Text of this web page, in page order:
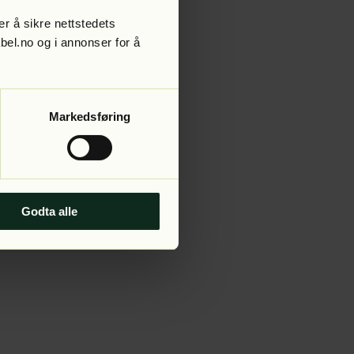
å sikre nettstedets
og i annonser for å
Markedsføring
Godta alle